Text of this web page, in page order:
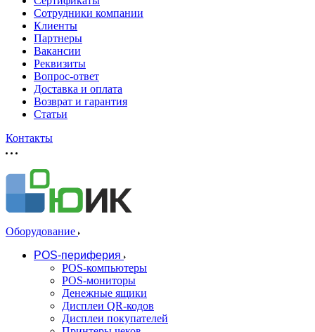
Сотрудники компании
Клиенты
Партнеры
Вакансии
Реквизиты
Вопрос-ответ
Доставка и оплата
Возврат и гарантия
Статьи
Контакты
Оборудование
POS-периферия
POS-компьютеры
POS-мониторы
Денежные ящики
Дисплеи QR-кодов
Дисплеи покупателей